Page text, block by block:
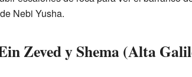
Nebi Yusha.
Zeved y Shema (Alta